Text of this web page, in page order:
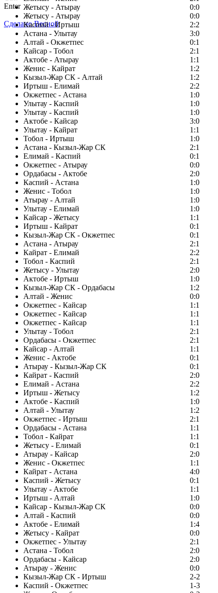
Жетысу - Атырау
0:0
Жетысу - Атырау
0:0
Каспий - Иртыш
2:2
Астана - Улытау
3:0
Алтай - Окжетпес
0:1
Кайсар - Тобол
2:1
Актобе - Атырау
1:1
Женис - Кайрат
1:2
Кызыл-Жар СК - Алтай
1:2
Иртыш - Елимай
2:2
Окжетпес - Астана
1:0
Улытау - Каспий
1:0
Улытау - Каспий
1:0
Актобе - Кайсар
3:0
Улытау - Кайрат
1:1
Тобол - Иртыш
1:0
Астана - Кызыл-Жар СК
2:1
Елимай - Каспий
0:1
Окжетпес - Атырау
0:0
Ордабасы - Актобе
2:0
Каспий - Астана
1:0
Женис - Тобол
1:0
Атырау - Алтай
1:0
Улытау - Елимай
1:0
Кайсар - Жетысу
1:1
Иртыш - Кайрат
0:1
Кызыл-Жар СК - Окжетпес
0:1
Астана - Атырау
2:1
Кайрат - Елимай
2:2
Тобол - Каспий
2:1
Жетысу - Улытау
2:0
Актобе - Иртыш
1:0
Кызыл-Жар СК - Ордабасы
1:2
Алтай - Женис
0:0
Окжетпес - Кайсар
1:1
Окжетпес - Кайсар
1:1
Окжетпес - Кайсар
1:1
Улытау - Тобол
2:1
Ордабасы - Окжетпес
2:1
Кайсар - Алтай
1:1
Женис - Актобе
0:1
Атырау - Кызыл-Жар СК
0:1
Кайрат - Каспий
2:0
Елимай - Астана
2:2
Иртыш - Жетысу
1:2
Актобе - Каспий
1:0
Алтай - Улытау
1:2
Окжетпес - Иртыш
2:1
Ордабасы - Астана
1:1
Тобол - Кайрат
1:1
Жетысу - Елимай
0:1
Атырау - Кайсар
2:0
Женис - Окжетпес
1:1
Кайрат - Астана
4:0
Каспий - Жетысу
0:1
Улытау - Актобе
1:1
Иртыш - Алтай
1:0
Кайсар - Кызыл-Жар СК
0:0
Алтай - Каспий
0:0
Актобе - Елимай
1:4
Жетысу - Кайрат
0:0
Окжетпес - Улытау
2:1
Астана - Тобол
2:0
Ордабасы - Кайсар
2:0
Атырау - Женис
0:0
Кызыл-Жар СК - Иртыш
2-2
Каспий - Окжетпес
1-3
Enter
Сделано Весной